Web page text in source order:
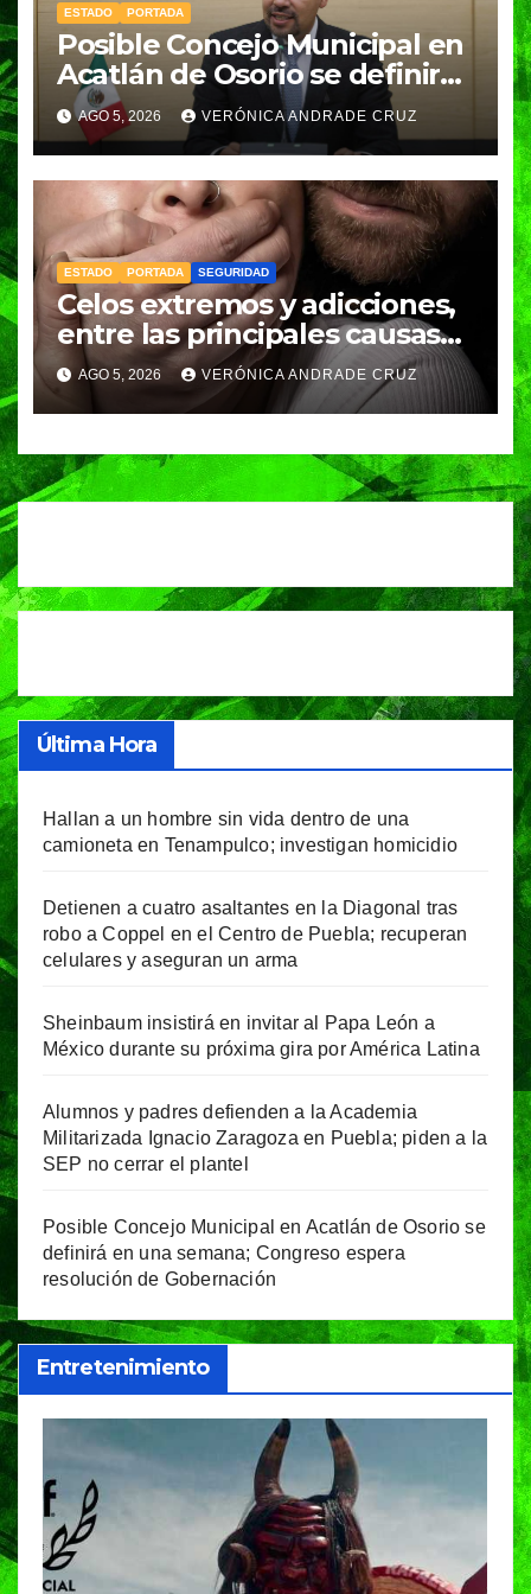
ESTADO PORTADA
Posible Concejo Municipal en
Acatlán de Osorio se definirá
en una semana; Congreso
espera resolución de
Gobernación
AGO 5, 2026 VERÓNICA ANDRADE CRUZ
ESTADO PORTADA SEGURIDAD
Celos extremos y adicciones,
entre las principales causas
de feminicidio en Puebla:
Fiscalía
AGO 5, 2026 VERÓNICA ANDRADE CRUZ
Última Hora
Hallan a un hombre sin vida dentro de una
camioneta en Tenampulco; investigan homicidio
Detienen a cuatro asaltantes en la Diagonal tras
robo a Coppel en el Centro de Puebla; recuperan
celulares y aseguran un arma
Sheinbaum insistirá en invitar al Papa León a
México durante su próxima gira por América Latina
Alumnos y padres defienden a la Academia
Militarizada Ignacio Zaragoza en Puebla; piden a la
SEP no cerrar el plantel
Posible Concejo Municipal en Acatlán de Osorio se
definirá en una semana; Congreso espera
resolución de Gobernación
Entretenimiento